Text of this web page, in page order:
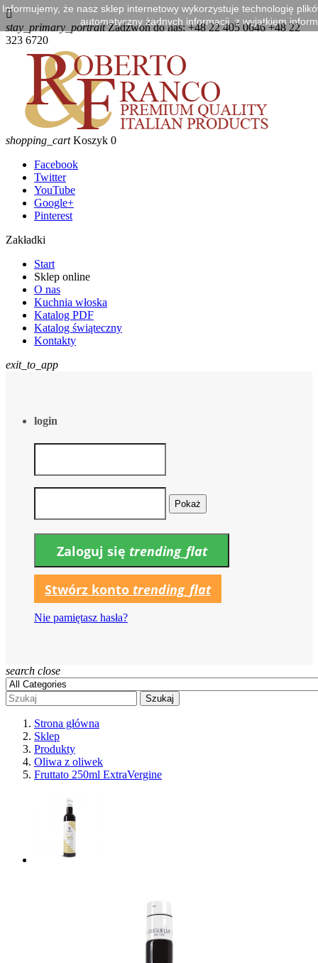

stay_primary_portraitZadzwoń do nas:+48 22 405 0646 +48 22
323 6720
shopping_cart Koszyk 0
Facebook
Twitter
YouTube
Google+
Pinterest
Zakładki
Start
Sklep online
O nas
Kuchnia włoska
Katalog PDF
Katalog świąteczny
Kontakty
exit_to_app
login
Pokaż
Zaloguj się trending_flat
Stwórz konto trending_flat
Nie pamiętasz hasła?
search close
Szukaj
Strona główna
Sklep
Produkty
Oliwa z oliwek
Fruttato 250ml ExtraVergine
Informujemy, że nasz sklep internetowy wykorzystuje technologię
automatyczny żadnych informacji, z wyjątkiem